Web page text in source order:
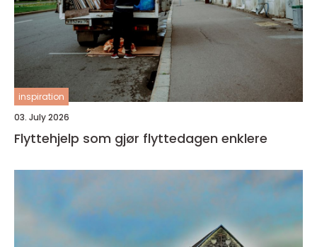
inspiration
03. July 2026
Flyttehjelp som gjør flyttedagen enklere